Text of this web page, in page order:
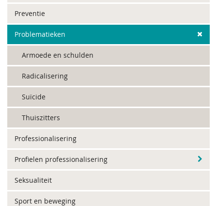
Preventie
Problematieken
Armoede en schulden
Radicalisering
Suïcide
Thuiszitters
Professionalisering
Profielen professionalisering
Seksualiteit
Sport en beweging